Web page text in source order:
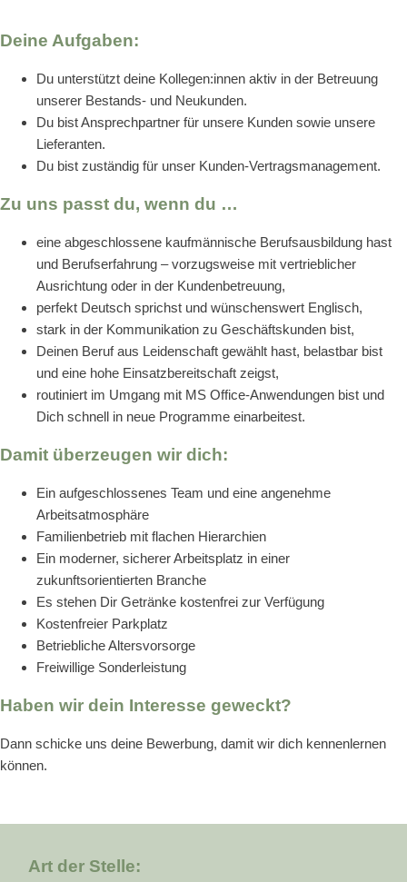
Deine Aufgaben:
Du unterstützt deine Kollegen:innen aktiv in der Betreuung
unserer Bestands- und Neukunden.
Du bist Ansprechpartner für unsere Kunden sowie unsere
Lieferanten.
Du bist zuständig für unser Kunden-Vertragsmanagement.
Zu uns passt du, wenn du …
eine abgeschlossene kaufmännische Berufsausbildung hast
und Berufserfahrung – vorzugsweise mit vertrieblicher
Ausrichtung oder in der Kundenbetreuung,
perfekt Deutsch sprichst und wünschenswert Englisch,
stark in der Kommunikation zu Geschäftskunden bist,
Deinen Beruf aus Leidenschaft gewählt hast, belastbar bist
und eine hohe Einsatzbereitschaft zeigst,
routiniert im Umgang mit MS Office-Anwendungen bist und
Dich schnell in neue Programme einarbeitest.
Damit überzeugen wir dich:
Ein aufgeschlossenes Team und eine angenehme
Arbeitsatmosphäre
Familienbetrieb mit flachen Hierarchien
Ein moderner, sicherer Arbeitsplatz in einer
zukunftsorientierten Branche
Es stehen Dir Getränke kostenfrei zur Verfügung
Kostenfreier Parkplatz
Betriebliche Altersvorsorge
Freiwillige Sonderleistung
Haben wir dein Interesse geweckt?
Dann schicke uns deine Bewerbung, damit wir dich kennenlernen
können.
Art der Stelle: